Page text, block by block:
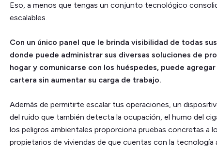
Eso, a menos que tengas un conjunto tecnológico
escalables.
Con un único panel que le brinda visibilidad de todas
donde puede administrar sus diversas soluciones de
hogar y comunicarse con los huéspedes, puede agregar
cartera sin aumentar su carga de trabajo.
Además de permitirte escalar tus operaciones, un
del ruido que también detecta la ocupación, el humo del
los peligros ambientales proporciona pruebas concretas a
propietarios de viviendas de que cuentas con la tecnología